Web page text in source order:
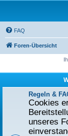
FAQ
Foren-Übersicht
Regeln &
Cookies
unseres